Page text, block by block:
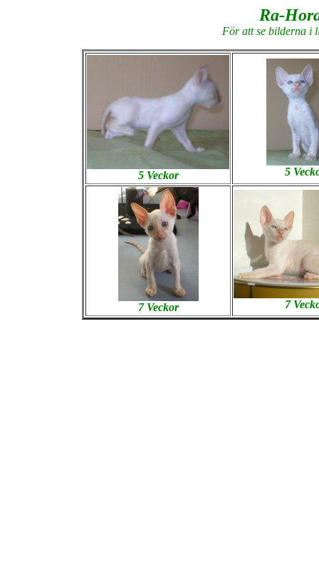
Ra-
För att se bilderna i
5 Veckor 5
7Veckor 7